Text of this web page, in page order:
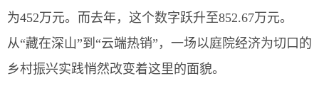
为452万元。而去年，这个数字跃升至852.67万元。
从“藏在深山”到“云端热销”，一场以庭院经济为切口的
乡村振兴实践悄然改变着这里的面貌。